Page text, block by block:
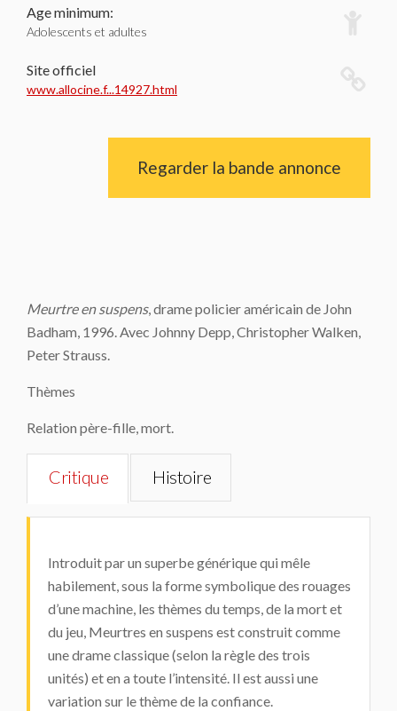
Age minimum:
Adolescents et adultes
Site officiel
www.allocine.f...14927.html
Regarder la bande annonce
Meurtre en suspens, drame policier américain de John
Badham, 1996. Avec Johnny Depp, Christopher Walken,
Peter Strauss.
Thèmes
Relation père-fille, mort.
Critique Histoire
Introduit par un superbe générique qui mêle
habilement, sous la forme symbolique des rouages
d’une machine, les thèmes du temps, de la mort et
du jeu, Meurtres en suspens est construit comme
une drame classique (selon la règle des trois
unités) et en a toute l’intensité. Il est aussi une
variation sur le thème de la confiance.